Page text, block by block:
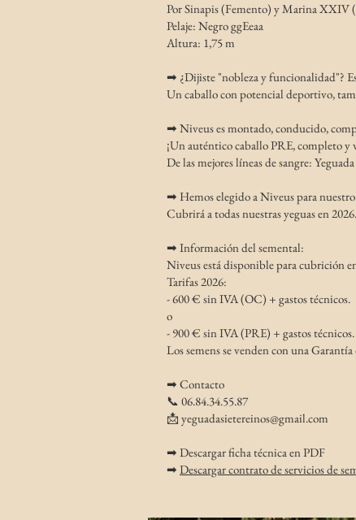
​Por Sinapis (Femento) y Marina XXIV
Pelaje: Negro ggEeaa
Altura: 1,75 m
➡ ¿Dijiste "nobleza y funcionalidad"?
Un caballo con potencial deportivo,
➡ Niveus es montado, conducido,
¡Un auténtico caballo PRE, completo y
De las mejores líneas de sangre:
➡ Hemos elegido a Niveus para
Cubrirá a todas nuestras yeguas en 2026.
➡ Información del semental:
Niveus está disponible para cubrición
Tarifas 2026:
- 600 € sin IVA (OC) + gastos técnicos.
o
- 900 € sin IVA (PRE) + gastos técnicos.
Los semens se venden con una
➡ Contacto
📞 06.84.34.55.87
📩 yeguadasietereinos@gmail.com
➡ Descargar ficha técnica en PDF
➡ Descargar contrato de servicios de